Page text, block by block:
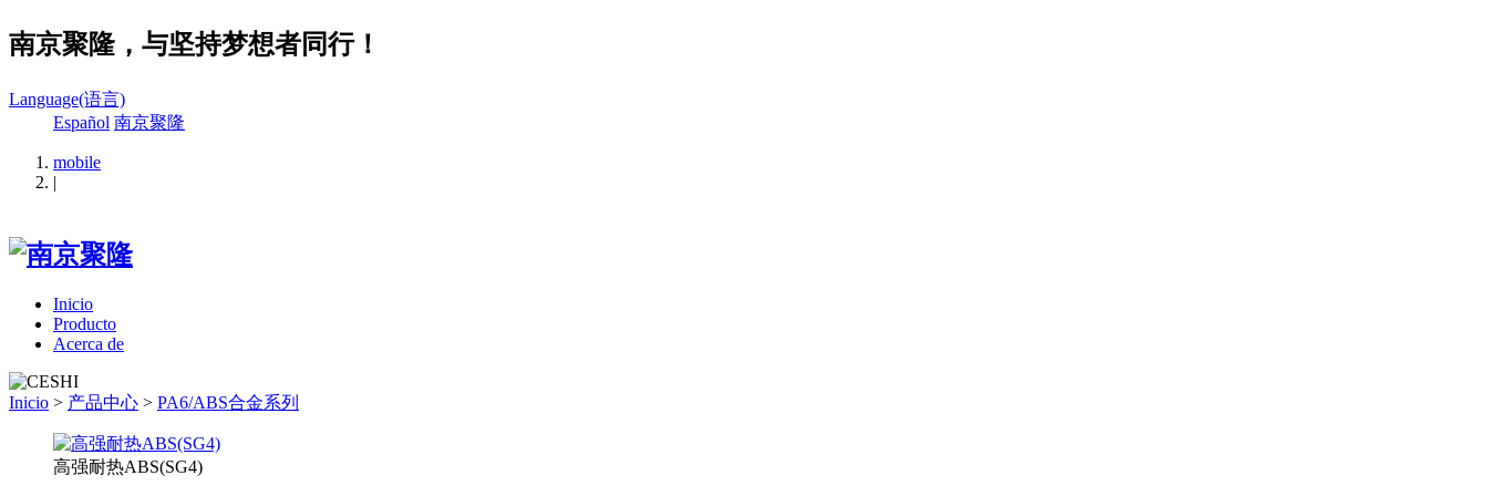
南京聚隆，与坚持梦想者同行！
Language(语言)
Español 南京聚隆
mobile
|
Inicio
Producto
Acerca de
Inicio > 产品中心 > PA6/ABS合金系列
高强耐热ABS(SG4)